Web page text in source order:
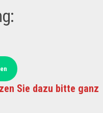
Sie dazu bitte ganz